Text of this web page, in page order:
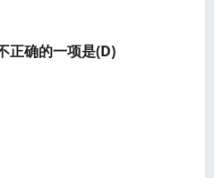
正确的一项是(D)